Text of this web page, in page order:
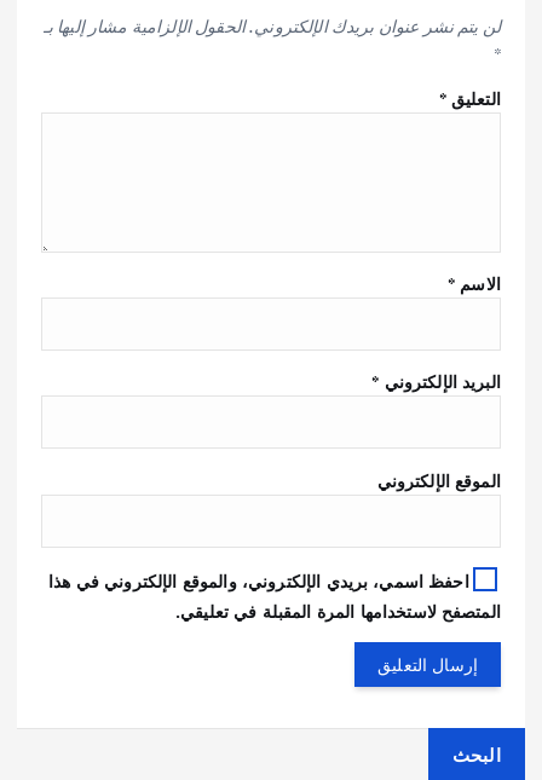
لن يتم نشر عنوان بريدك الإلكتروني.الحقول الإلزامية مشار إليها بـ
*
التعليق*
الاسم *
البريد الإلكتروني *
الموقع الإلكتروني
احفظ اسمي، بريدي الإلكتروني، والموقع الإلكتروني في هذا
المتصفح لاستخدامها المرة المقبلة في تعليقي.
البحث